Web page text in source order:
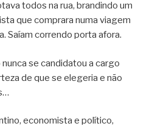
todos na rua, brandindo um
que comprara numa viagem
Saíam correndo porta afora.
se candidatou a cargo
de que se elegeria e não
economista e político,